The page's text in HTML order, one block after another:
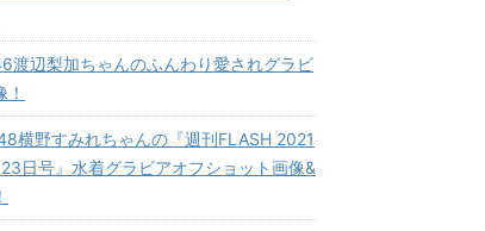
渡辺梨加ちゃんのふんわり愛されグラビ
！
横野すみれちゃんの『週刊FLASH 2021
日号』水着グラビアオフショット画像&